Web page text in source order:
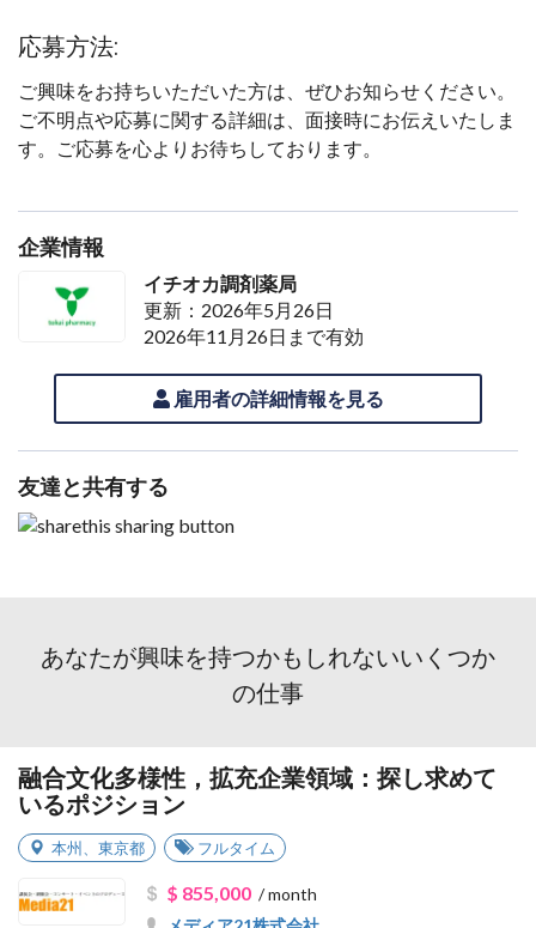
応募方法:
ご興味をお持ちいただいた方は、ぜひお知らせください。
ご不明点や応募に関する詳細は、面接時にお伝えいたしま
す。ご応募を心よりお待ちしております。
企業情報
イチオカ調剤薬局
更新：2026年5月26日
2026年11月26日まで有効
雇用者の詳細情報を見る
友達と共有する
あなたが興味を持つかもしれないいくつか
の仕事
融合文化多様性，拡充企業領域：探し求めて
いるポジション
本州 東京都 フルタイム
$ 855,000/ month